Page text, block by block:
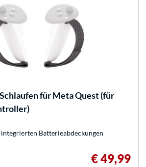
für Meta Quest (für
Batterieabdeckungen
€ 49,99